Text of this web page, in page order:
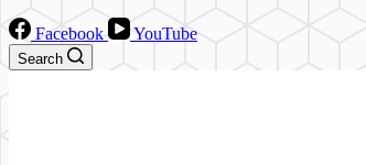
Facebook YouTube
Search